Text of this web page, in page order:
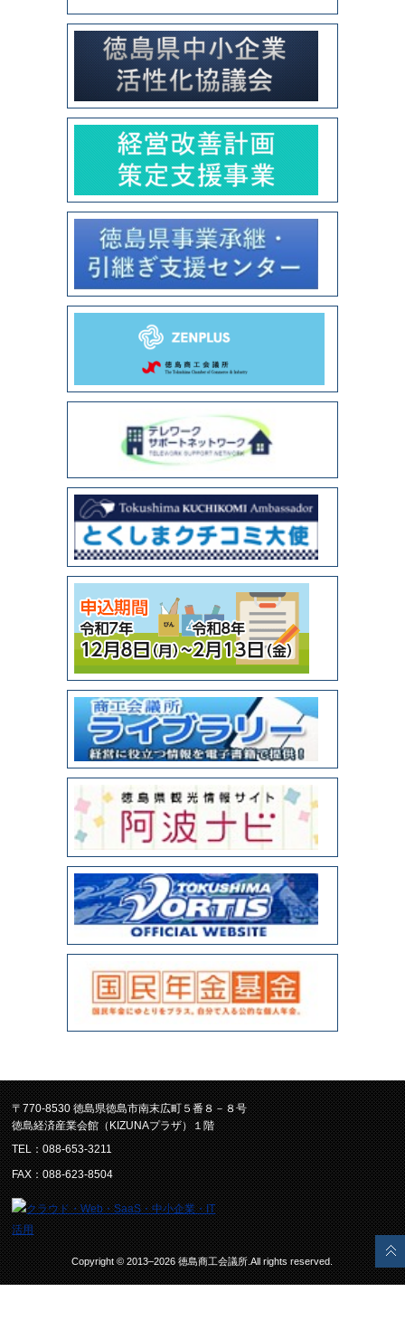
〒770-8530 徳島県徳島市南末広町５番８－８号
徳島経済産業会館（KIZUNAプラザ）１階
TEL：088-653-3211
FAX：088-623-8504
Copyright © 2013–2026 徳島商工会議所.All rights reserved.